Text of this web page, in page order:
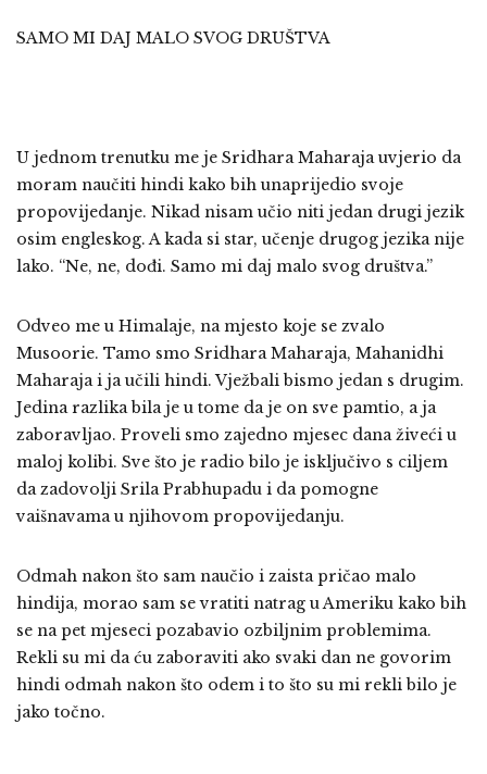
SAMO MI DAJ MALO SVOG DRUŠTVA
U jednom trenutku me je Sridhara Maharaja uvjerio da
moram naučiti hindi kako bih unaprijedio svoje
propovijedanje. Nikad nisam učio niti jedan drugi jezik
osim engleskog. A kada si star, učenje drugog jezika nije
lako. “Ne, ne, dođi. Samo mi daj malo svog društva.”
Odveo me u Himalaje, na mjesto koje se zvalo
Musoorie. Tamo smo Sridhara Maharaja, Mahanidhi
Maharaja i ja učili hindi. Vježbali bismo jedan s drugim.
Jedina razlika bila je u tome da je on sve pamtio, a ja
zaboravljao. Proveli smo zajedno mjesec dana živeći u
maloj kolibi. Sve što je radio bilo je isključivo s ciljem
da zadovolji Srila Prabhupadu i da pomogne
vaišnavama u njihovom propovijedanju.
Odmah nakon što sam naučio i zaista pričao malo
hindija, morao sam se vratiti natrag u Ameriku kako bih
se na pet mjeseci pozabavio ozbiljnim problemima.
Rekli su mi da ću zaboraviti ako svaki dan ne govorim
hindi odmah nakon što odem i to što su mi rekli bilo je
jako točno.